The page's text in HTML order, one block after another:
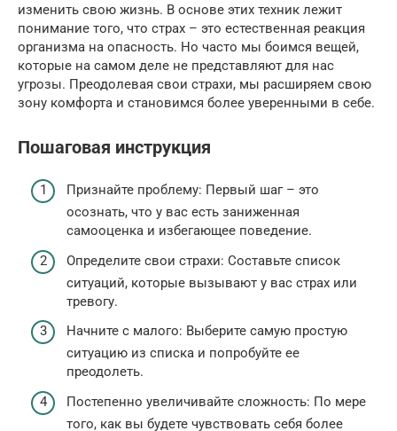
изменить свою жизнь. В основе этих техник лежит
понимание того, что страх – это естественная реакция
организма на опасность. Но часто мы боимся вещей,
которые на самом деле не представляют для нас
угрозы. Преодолевая свои страхи, мы расширяем свою
зону комфорта и становимся более уверенными в себе.
Пошаговая инструкция
Признайте проблему: Первый шаг – это
осознать, что у вас есть заниженная
самооценка и избегающее поведение.
Определите свои страхи: Составьте список
ситуаций, которые вызывают у вас страх или
тревогу.
Начните с малого: Выберите самую простую
ситуацию из списка и попробуйте ее
преодолеть.
Постепенно увеличивайте сложность: По мере
того, как вы будете чувствовать себя более